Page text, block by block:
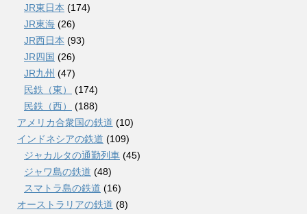
JR東日本 (174)
JR東海 (26)
JR西日本 (93)
JR四国 (26)
JR九州 (47)
民鉄（東）
(174)
民鉄（西）
(188)
アメリカ合衆国の鉄道 (10)
インドネシアの鉄道 (109)
ジャカルタの通勤列車 (45)
ジャワ島の鉄道 (48)
スマトラ島の鉄道 (16)
オーストラリアの鉄道 (8)